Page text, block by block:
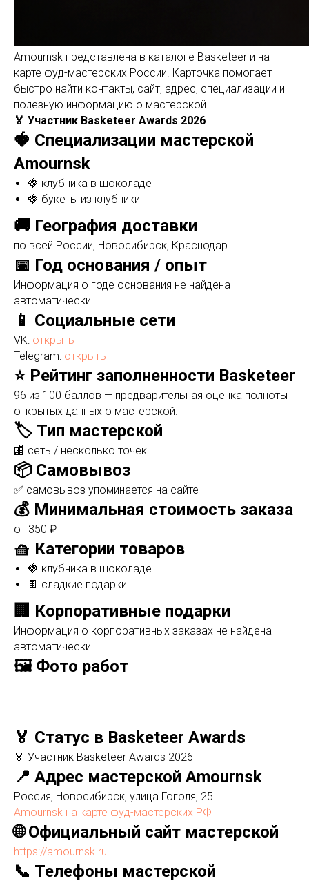
Amournsk представлена в каталоге Basketeer и на
карте фуд-мастерских России. Карточка помогает
быстро найти контакты, сайт, адрес, специализации и
полезную информацию о мастерской.
🏅 Участник Basketeer Awards 2026
🍓 Специализации мастерской
Amournsk
🍓 клубника в шоколаде
🍓 букеты из клубники
🚚 География доставки
по всей России, Новосибирск, Краснодар
📅 Год основания / опыт
Информация о годе основания не найдена
автоматически.
📱 Социальные сети
VK: открыть
Telegram: открыть
⭐ Рейтинг заполненности Basketeer
96 из 100 баллов — предварительная оценка полноты
открытых данных о мастерской.
🏷️ Тип мастерской
🏬 сеть / несколько точек
📦 Самовывоз
✅ самовывоз упоминается на сайте
💰 Минимальная стоимость заказа
от 350 ₽
🧺 Категории товаров
🍓 клубника в шоколаде
🍫 сладкие подарки
🏢 Корпоративные подарки
Информация о корпоративных заказах не найдена
автоматически.
🖼️ Фото работ
🏅 Статус в Basketeer Awards
🏅 Участник Basketeer Awards 2026
📍 Адрес мастерской Amournsk
Россия, Новосибирск, улица Гоголя, 25
Amournsk на карте фуд-мастерских РФ
🌐 Официальный сайт мастерской
https://amournsk.ru
📞 Телефоны мастерской